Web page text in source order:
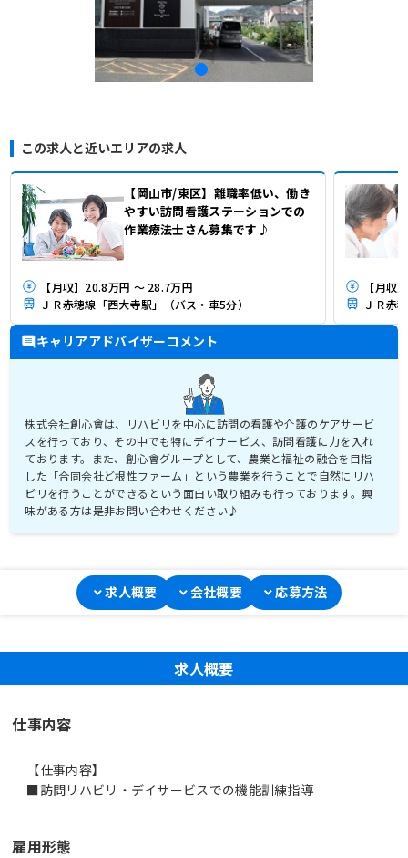
この求人と近いエリアの求人
【岡山市/東区】離職率低い、働き
やすい訪問看護ステーションでの
作業療法士さん募集です♪
【月収】20.8万円 ～ 28.7万円
ＪＲ赤穂線「西大寺駅」（バス・車5分）
【月収
ＪＲ赤
キャリアアドバイザーコメント
株式会社創心會は、リハビリを中心に訪問の看護や介護のケアサービ
スを行っており、その中でも特にデイサービス、訪問看護に力を入れ
ております。また、創心會グループとして、農業と福祉の融合を目指
した「合同会社ど根性ファーム」という農業を行うことで自然にリハ
ビリを行うことができるという面白い取り組みも行っております。興
味がある方は是非お問い合わせください♪
求人概要 会社概要 応募方法
求人概要
仕事内容
【仕事内容】
■訪問リハビリ・デイサービスでの機能訓練指導
雇用形態